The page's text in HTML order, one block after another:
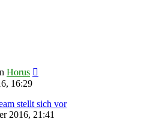
Horus
16:29
stellt sich vor
2016, 21:41